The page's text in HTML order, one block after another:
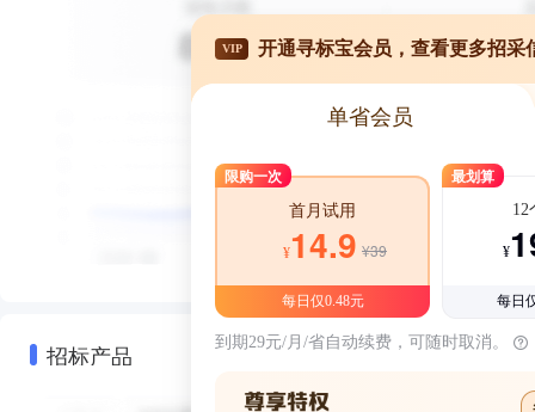
招标产品
VIP 开通寻标宝会员，查看更多招采
单省会员
限购一次
首月试用
¥14.9 ¥39
每日仅0.48元
最划算
12
¥
每日
到期29元/月/省自动续费，可随时取消。